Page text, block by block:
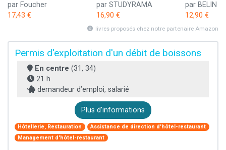
par Foucher
17,43 €
par STUDYRAMA
16,90 €
par BELIN
12,90 €
livres proposés chez notre partenaire Amazon
Permis d'exploitation d'un débit de boissons
En centre (31, 34)
21 h
demandeur d’emploi, salarié
Plus d'informations
Hôtellerie, Restauration
Assistance de direction d'hôtel-restaurant
Management d'hôtel-restaurant